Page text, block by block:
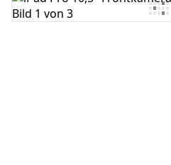
Kommentar hinzufügen